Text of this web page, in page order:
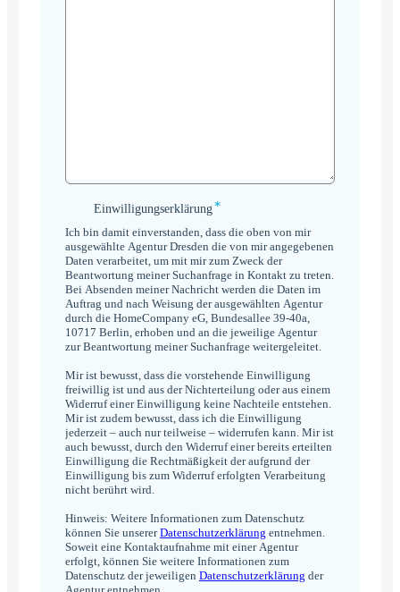
Einwilligungserklärung
Einwilligungserklärung*
Ich bin damit einverstanden, dass die oben von mir
ausgewählte Agentur Dresden die von mir angegebenen
Daten verarbeitet, um mit mir zum Zweck der
Beantwortung meiner Suchanfrage in Kontakt zu treten.
Bei Absenden meiner Nachricht werden die Daten im
Auftrag und nach Weisung der ausgewählten Agentur
durch die HomeCompany eG, Bundesallee 39-40a,
10717 Berlin, erhoben und an die jeweilige Agentur
zur Beantwortung meiner Suchanfrage weitergeleitet.
Mir ist bewusst, dass die vorstehende Einwilligung
freiwillig ist und aus der Nichterteilung oder aus einem
Widerruf einer Einwilligung keine Nachteile entstehen.
Mir ist zudem bewusst, dass ich die Einwilligung
jederzeit – auch nur teilweise – widerrufen kann. Mir ist
auch bewusst, durch den Widerruf einer bereits erteilten
Einwilligung die Rechtmäßigkeit der aufgrund der
Einwilligung bis zum Widerruf erfolgten Verarbeitung
nicht berührt wird.
Hinweis: Weitere Informationen zum Datenschutz
können Sie unsererDatenschutzerklärung entnehmen.
Soweit eine Kontaktaufnahme mit einer Agentur
erfolgt, können Sie weitere Informationen zum
Datenschutz der jeweiligen Datenschutzerklärung der